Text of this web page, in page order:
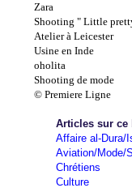
Zara
Shooting " Little
Atelier à Leicester
Usine en Inde
oholita
Shooting de mode
© Premiere Ligne
Articles sur ce
Affaire al-Dura/
Aviation/Mode/
Chrétiens
Culture